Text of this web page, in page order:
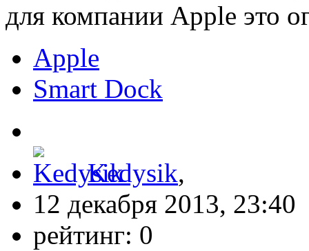
для компании Apple это
Apple
Smart Dock
Kedysik,
12 декабря 2013, 23:40
рейтинг: 0